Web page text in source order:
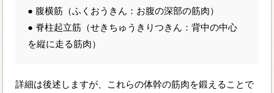
● 腹横筋（ふくおうきん：お腹の深部の筋肉）
● 脊柱起立筋（せきちゅうきりつきん：背中の中心
を縦に走る筋肉）
詳細は後述しますが、これらの体幹の筋肉を鍛えることで